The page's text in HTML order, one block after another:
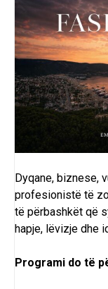
Dyqane, biznese,
profesionistë të
të përbashkët që
hapje, lëvizje dhe
Programi do të